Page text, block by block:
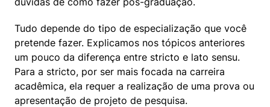
Tudo depende do tipo de especialização que você
pretende fazer. Explicamos nos tópicos anteriores
um pouco da diferença entre stricto e lato sensu.
Para a stricto, por ser mais focada na carreira
acadêmica, ela requer a realização de uma prova ou
apresentação de projeto de pesquisa.